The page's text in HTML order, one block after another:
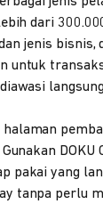
dari
jenis bisnis,
untuk
halaman
DOKU
pakai yang
tanpa perlu